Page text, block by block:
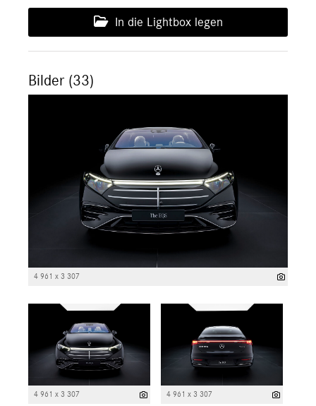
In die Lightbox legen
Bilder (33)
4 961 x 3 307
4 961 x 3 307 4 961 x 3 307